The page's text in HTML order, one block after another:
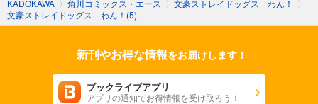
KADOKAWA 〉 角川コミックス・エース 〉 文豪ストレイドッグス わん！
〉
文豪ストレイドッグス わん！(5)
新刊やお得な情報をお届けします！
ブックライブアプリ
アプリの通知でお得情報を受け取ろう！